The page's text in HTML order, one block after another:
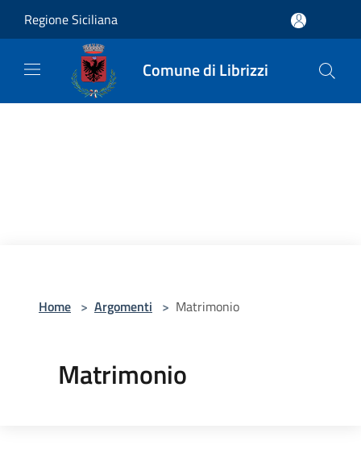
Regione Siciliana
Comune di Librizzi
Home > Argomenti > Matrimonio
Matrimonio